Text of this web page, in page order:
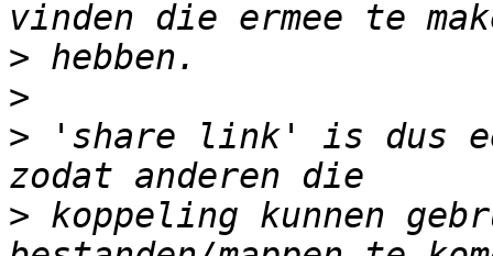
>
>
> 'share link' is dus
> koppeling kunnen